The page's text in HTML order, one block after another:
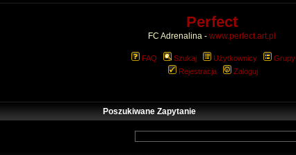
Perfect
FC Adrenalina - www.perfect.art.pl
FAQ Szukaj Użytkownicy
Grupy
Rejestracja
Zaloguj
Poszukiwane Zapytanie